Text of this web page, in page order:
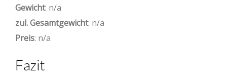
Gewicht: n/a
zul. Gesamtgewicht: n/a
Preis: n/a
Fazit